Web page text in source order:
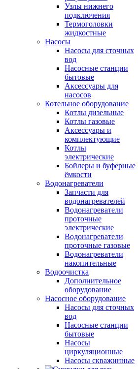
Узлы нижнего
подключения
Термоголовки
жидкостные
Насосы
Насосы для сточных
вод
Насосные станции
бытовые
Аксессуары для
насосов
Котельное оборудование
Котлы дизельные
Котлы газовые
Аксессуары и
комплектующие
Котлы
электрические
Бойлеры и буферные
ёмкости
Водонагреватели
Запчасти для
водонагревателей
Водонагреватели
проточные
электрические
Водонагреватели
проточные газовые
Водонагреватели
накопительные
Водоочистка
Дополнительное
оборудование
Насосное оборудование
Насосы для сточных
вод
Насосные станции
бытовые
Насосы
циркуляционные
Насосы скважинные